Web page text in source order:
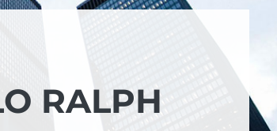
RALPH